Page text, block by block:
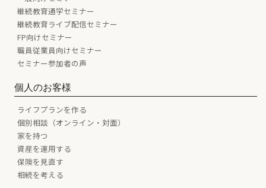
継続教育通学セミナー
継続教育ライブ配信セミナー
FP向けセミナー
職員従業員向けセミナー
セミナー参加者の声
個人のお客様
ライフプランを作る
個別相談（オンライン・対面）
家を持つ
資産を運用する
保険を見直す
相続を考える